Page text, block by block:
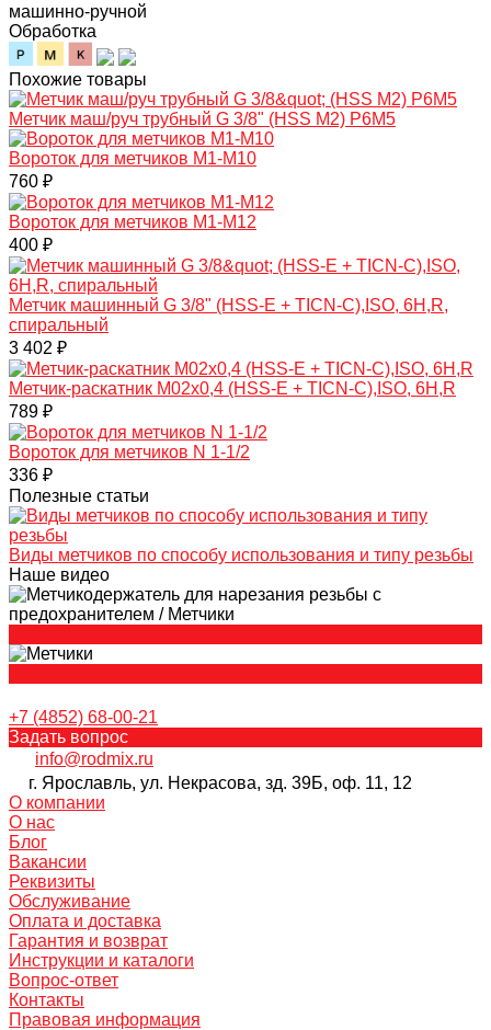
машинно-ручной
Обработка
Похожие товары
Метчик маш/руч трубный G 3/8" (HSS М2) Р6М5
Вороток для метчиков М1-М10
760 ₽
Вороток для метчиков М1-М12
400 ₽
Метчик машинный G 3/8" (HSS-E + TICN-C),ISO, 6H,R,
спиральный
3 402 ₽
Mетчик-раскатник M02х0,4 (HSS-E + TICN-C),ISO, 6H,R
789 ₽
Вороток для метчиков N 1-1/2
336 ₽
Полезные статьи
Виды метчиков по способу использования и типу резьбы
Наше видео
+7 (4852) 68-00-21
Задать вопрос
info@rodmix.ru
г. Ярославль, ул. Некрасова, зд. 39Б, оф. 11, 12
О компании
О нас
Блог
Вакансии
Реквизиты
Обслуживание
Оплата и доставка
Гарантия и возврат
Инструкции и каталоги
Вопрос-ответ
Контакты
Правовая информация